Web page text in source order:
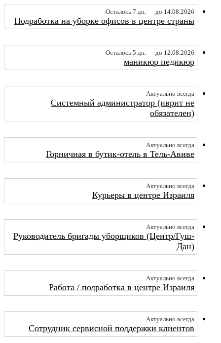
Осталось 7 дн. до 14.08.2026
Подработка на уборке офисов в центре страны
Осталось 5 дн. до 12.08.2026
маникюр педикюр
Актуально всегда
Системный администратор (иврит не
обязателен)
Актуально всегда
Горничная в бутик-отель в Тель-Авиве
Актуально всегда
Курьеры в центре Израиля
Актуально всегда
Руководитель бригады уборщиков (Центр/Гуш-
Дан)
Актуально всегда
Работа / подработка в центре Израиля
Актуально всегда
Сотрудник сервисной поддержки клиентов